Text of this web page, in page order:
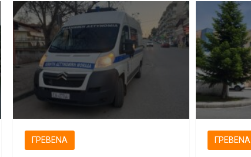
ΓΡΕΒΕΝΆ ΓΡΕΒΕΝΆ